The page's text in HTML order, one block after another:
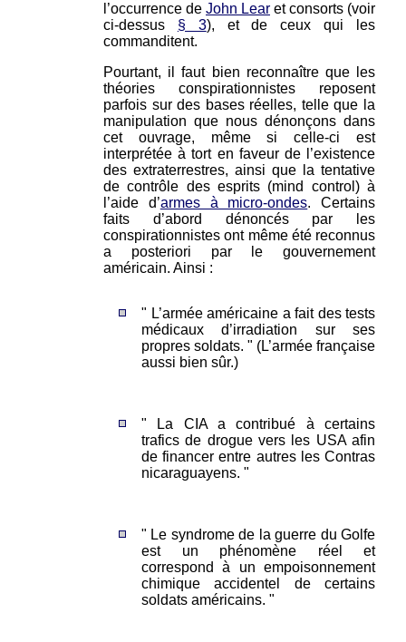
l’occurrence de John Lear et consorts (voir
ci-dessus § 3), et de ceux qui les
commanditent.
Pourtant, il faut bien reconnaître que les
théories conspirationnistes reposent
parfois sur des bases réelles, telle que la
manipulation que nous dénonçons dans
cet ouvrage, même si celle-ci est
interprétée à tort en faveur de l’existence
des extraterrestres, ainsi que la tentative
de contrôle des esprits (mind control) à
l’aide d’armes à micro-ondes. Certains
faits d’abord dénoncés par les
conspirationnistes ont même été reconnus
a posteriori par le gouvernement
américain. Ainsi :
" L’armée américaine a fait des tests
médicaux d’irradiation sur ses
propres soldats. " (L’armée française
aussi bien sûr.)
" La CIA a contribué à certains
trafics de drogue vers les USA afin
de financer entre autres les Contras
nicaraguayens. "
" Le syndrome de la guerre du Golfe
est un phénomène réel et
correspond à un empoisonnement
chimique accidentel de certains
soldats américains. "